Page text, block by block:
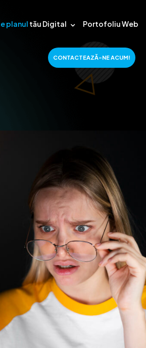
planul tău Digital Portofoliu Web
CONTACTEAZĂ-NE ACUM!